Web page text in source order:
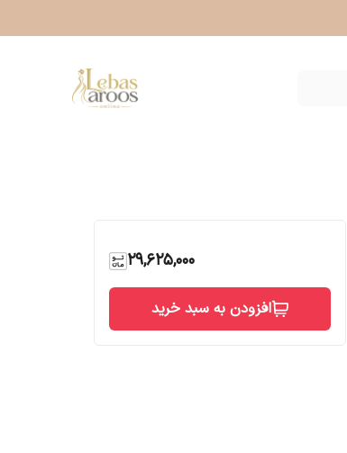
29,625,000
افزودن به سبد خرید